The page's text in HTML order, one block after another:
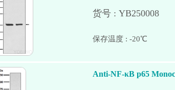
保存温度 : -20℃
Anti-NF-κB p65